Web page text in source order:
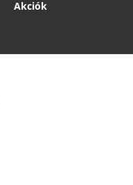
Akciók